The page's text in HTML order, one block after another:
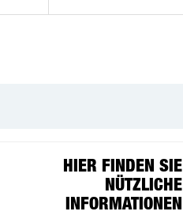
HIER FINDEN SIE
NÜTZLICHE
INFORMATIONEN